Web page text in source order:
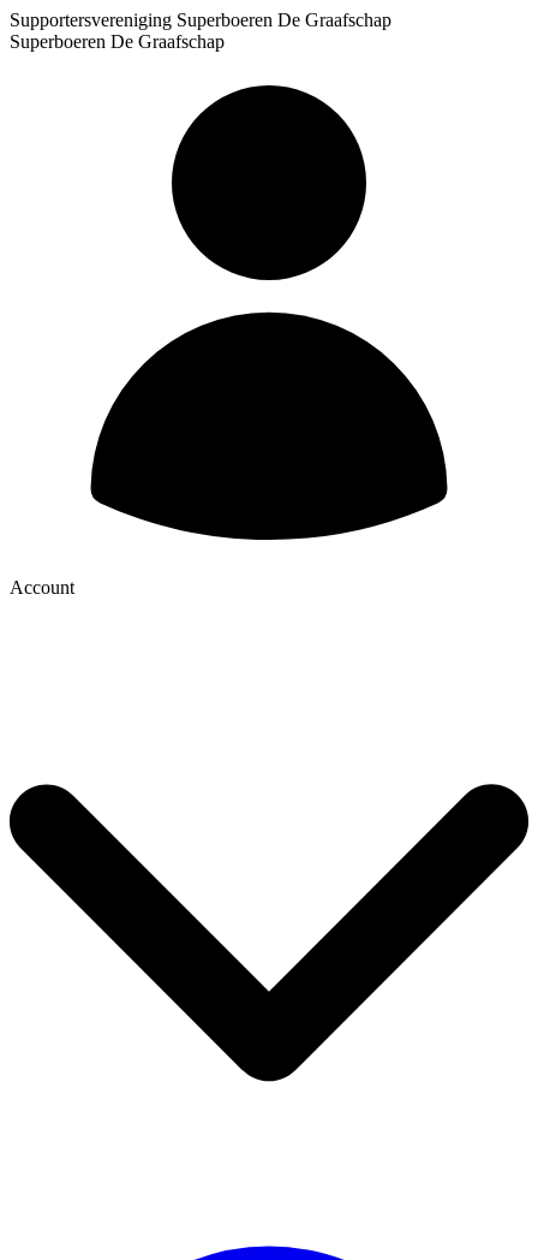
Supportersvereniging Superboeren De Graafschap
Superboeren De Graafschap
Account